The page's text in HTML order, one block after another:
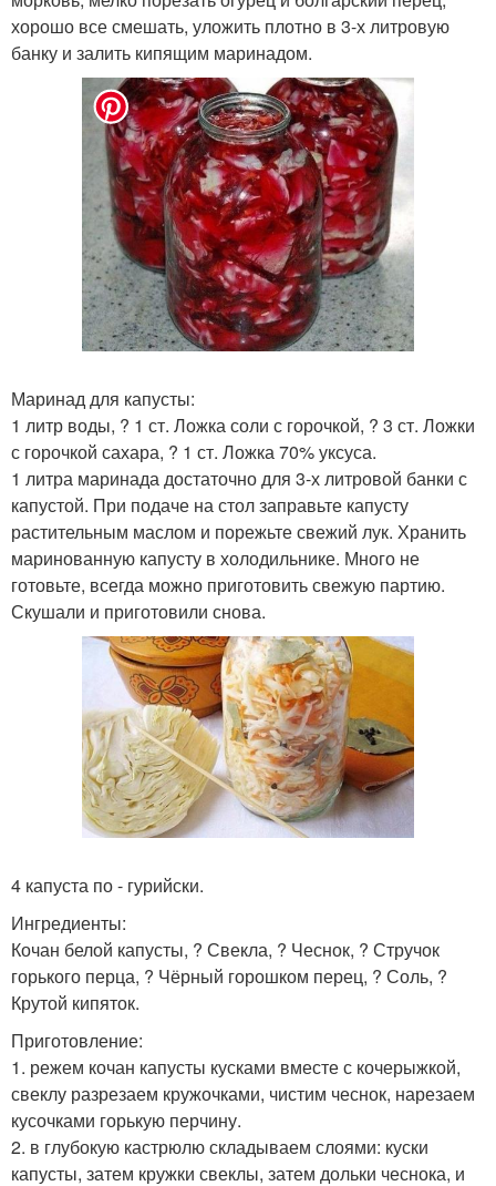
хорошо все смешать, уложить плотно в 3-х литровую
банку и залить кипящим маринадом.
Маринад для капусты:
1 литр воды, ? 1 ст. Ложка соли с горочкой, ? 3 ст. Ложки
с горочкой сахара, ? 1 ст. Ложка 70% уксуса.
1 литра маринада достаточно для 3-х литровой банки с
капустой. При подаче на стол заправьте капусту
растительным маслом и порежьте свежий лук. Хранить
маринованную капусту в холодильнике. Много не
готовьте, всегда можно приготовить свежую партию.
Скушали и приготовили снова.
4 капуста по - гурийски.
Ингредиенты:
Кочан белой капусты, ? Свекла, ? Чеснок, ? Стручок
горького перца, ? Чёрный горошком перец, ? Соль, ?
Крутой кипяток.
Приготовление:
1. режем кочан капусты кусками вместе с кочерыжкой,
свеклу разрезаем кружочками, чистим чеснок, нарезаем
кусочками горькую перчину.
2. в глубокую кастрюлю складываем слоями: куски
капусты, затем кружки свеклы, затем дольки чеснока, и